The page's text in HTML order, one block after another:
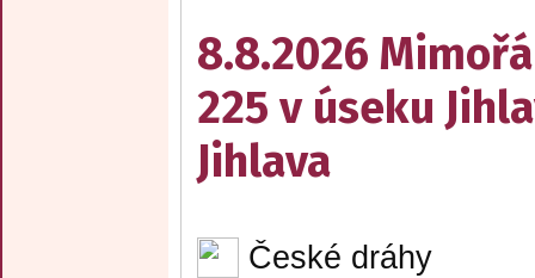
8.8.2026
225 v úseku
Jihlava
České dráhy